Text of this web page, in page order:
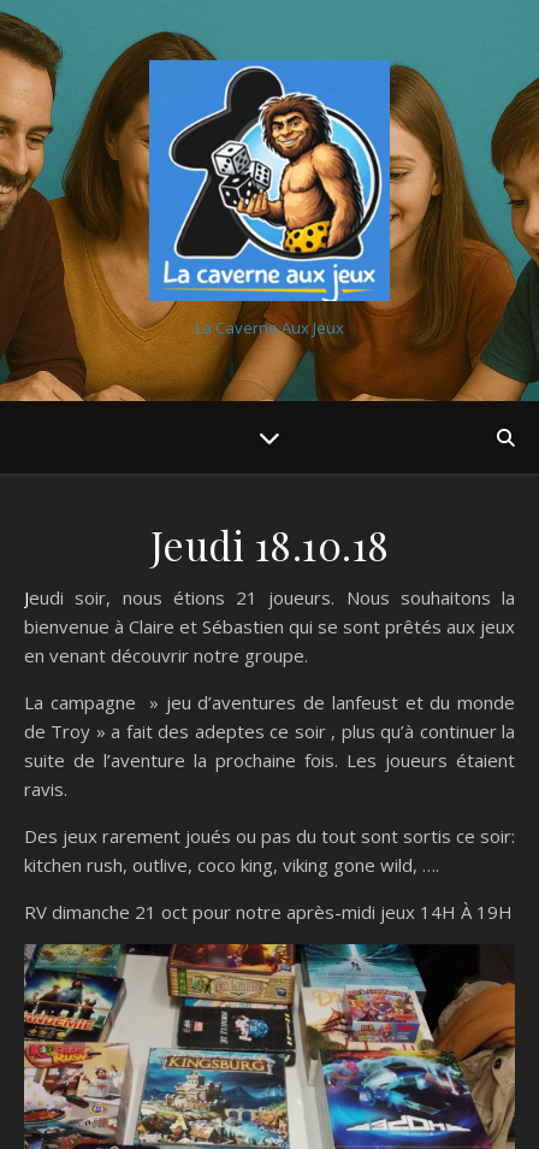
La Caverne Aux Jeux
Jeudi 18.10.18
Jeudi soir, nous étions 21 joueurs. Nous souhaitons la
bienvenue à Claire et Sébastien qui se sont prêtés aux jeux
en venant découvrir notre groupe.
La campagne » jeu d’aventures de lanfeust et du monde
de Troy » a fait des adeptes ce soir , plus qu’à continuer la
suite de l’aventure la prochaine fois. Les joueurs étaient
ravis.
Des jeux rarement joués ou pas du tout sont sortis ce soir:
kitchen rush, outlive, coco king, viking gone wild, ….
RV dimanche 21 oct pour notre après-midi jeux 14H À 19H